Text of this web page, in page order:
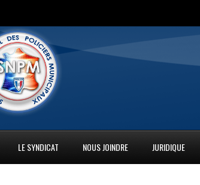
LE SYNDICAT NOUS JOINDRE JURIDIQUE